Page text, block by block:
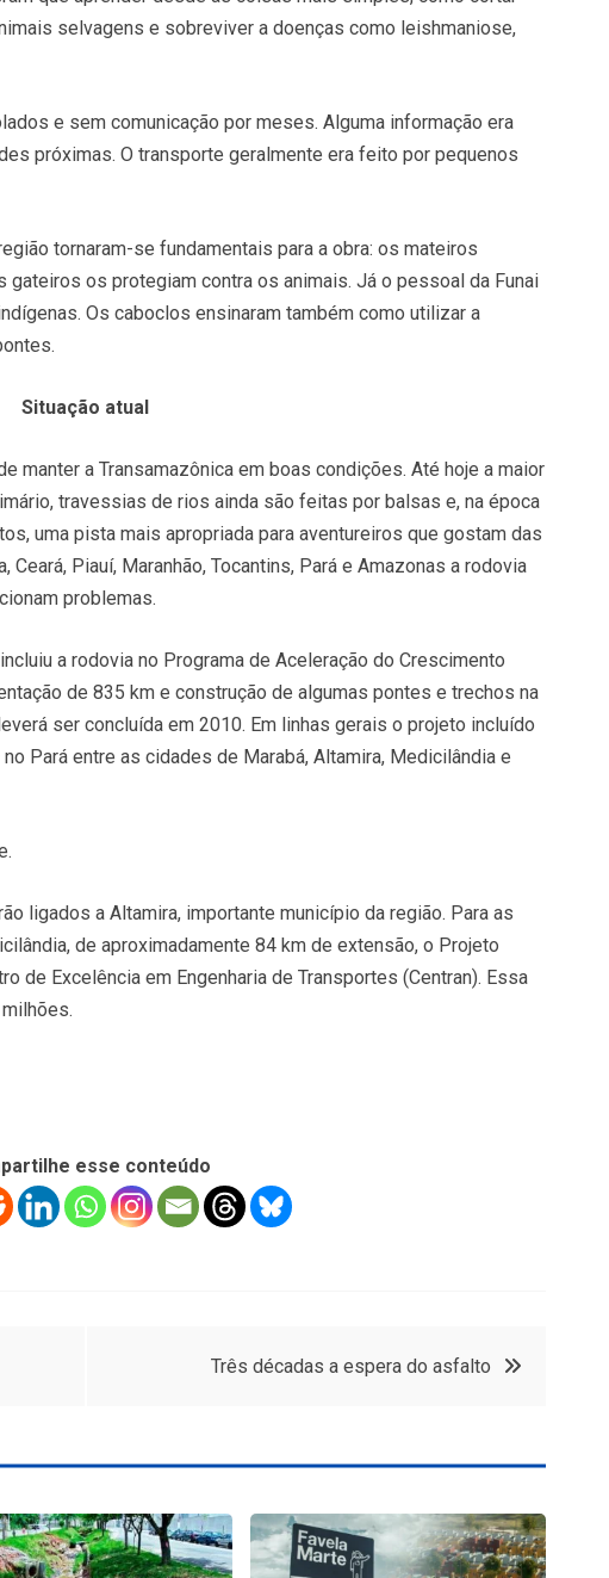
selvagens e sobreviver a doenças como leishmaniose,
e sem comunicação por meses. Alguma informação era
próximas. O transporte geralmente era feito por pequenos
tornaram-se fundamentais para a obra: os mateiros
gateiros os protegiam contra os animais. Já o pessoal da Funai
Os caboclos ensinaram também como utilizar a
Situação atual
manter a Transamazônica em boas condições. Até hoje a maior
travessias de rios ainda são feitas por balsas e, na época
uma pista mais apropriada para aventureiros que gostam das
Piauí, Maranhão, Tocantins, Pará e Amazonas a rodovia
problemas.
a rodovia no Programa de Aceleração do Crescimento
de 835 km e construção de algumas pontes e trechos na
ser concluída em 2010. Em linhas gerais o projeto incluído
Pará entre as cidades de Marabá, Altamira, Medicilândia e
ligados a Altamira, importante município da região. Para as
de aproximadamente 84 km de extensão, o Projeto
de Excelência em Engenharia de Transportes (Centran). Essa
esse conteúdo
Três décadas a espera do asfalto